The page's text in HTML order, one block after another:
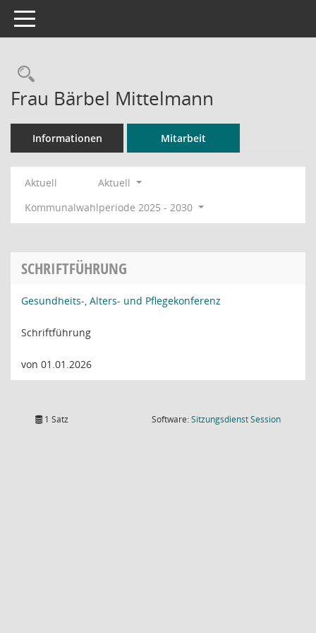
Toggle navigation
Rechercheauswahl
Frau Bärbel Mittelmann
Informationen Mitarbeit
Aktuell
Aktuell
Kommunalwahlperiode 2025 - 2030
SCHRIFTFÜHRUNG
Gesundheits-, Alters- und Pflegekonferenz
Schriftführung
von 01.01.2026
1 Satz Software:SitzungsdienstSession(Wird in